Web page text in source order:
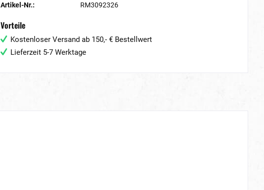
Artikel-Nr.: RM3092326
Vorteile
Kostenloser Versand ab 150,- € Bestellwert
Lieferzeit 5-7 Werktage